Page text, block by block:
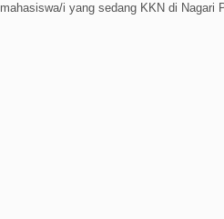
mahasiswa/i yang sedang KKN di Nagari